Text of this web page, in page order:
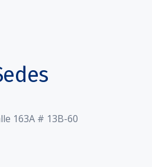
163A # 13B-60